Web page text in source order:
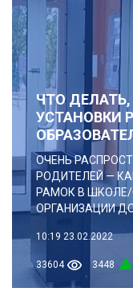
ЧТО
УСТАНОВКИ
ОЧЕНЬ
РОДИТЕЛЕЙ —
РАМОК В
ОРГАНИЗАЦИИ
10:19 23.02.2022
33604 3448